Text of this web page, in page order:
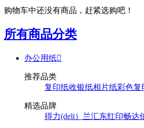
购物车中还没有商品，赶紧选购吧！
所有商品分类
办公用纸
推荐品类
复印纸收银纸相片纸彩色复
精选品牌
得力(deli） 兰汇东红印畅达